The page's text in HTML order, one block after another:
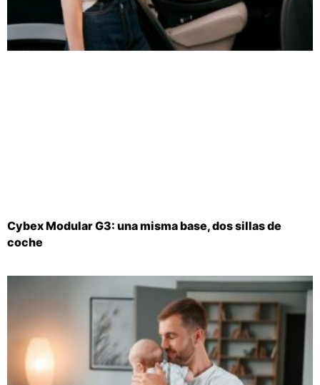
Cybex Modular G3: una misma base, dos sillas de
coche